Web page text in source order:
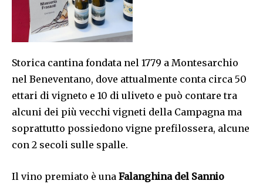
Storica cantina fondata nel 1779 a Montesarchio
nel Beneventano, dove attualmente conta circa 50
ettari di vigneto e 10 di uliveto e può contare tra
alcuni dei più vecchi vigneti della Campagna ma
soprattutto possiedono vigne prefilossera, alcune
con 2 secoli sulle spalle.
Il vino premiato è una Falanghina del Sannio